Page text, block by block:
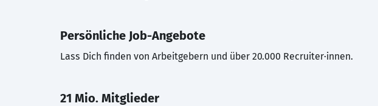
Persönliche Job-Angebote
Lass Dich finden von Arbeitgebern und über 20.000 Recruiter·innen.
21 Mio. Mitglieder